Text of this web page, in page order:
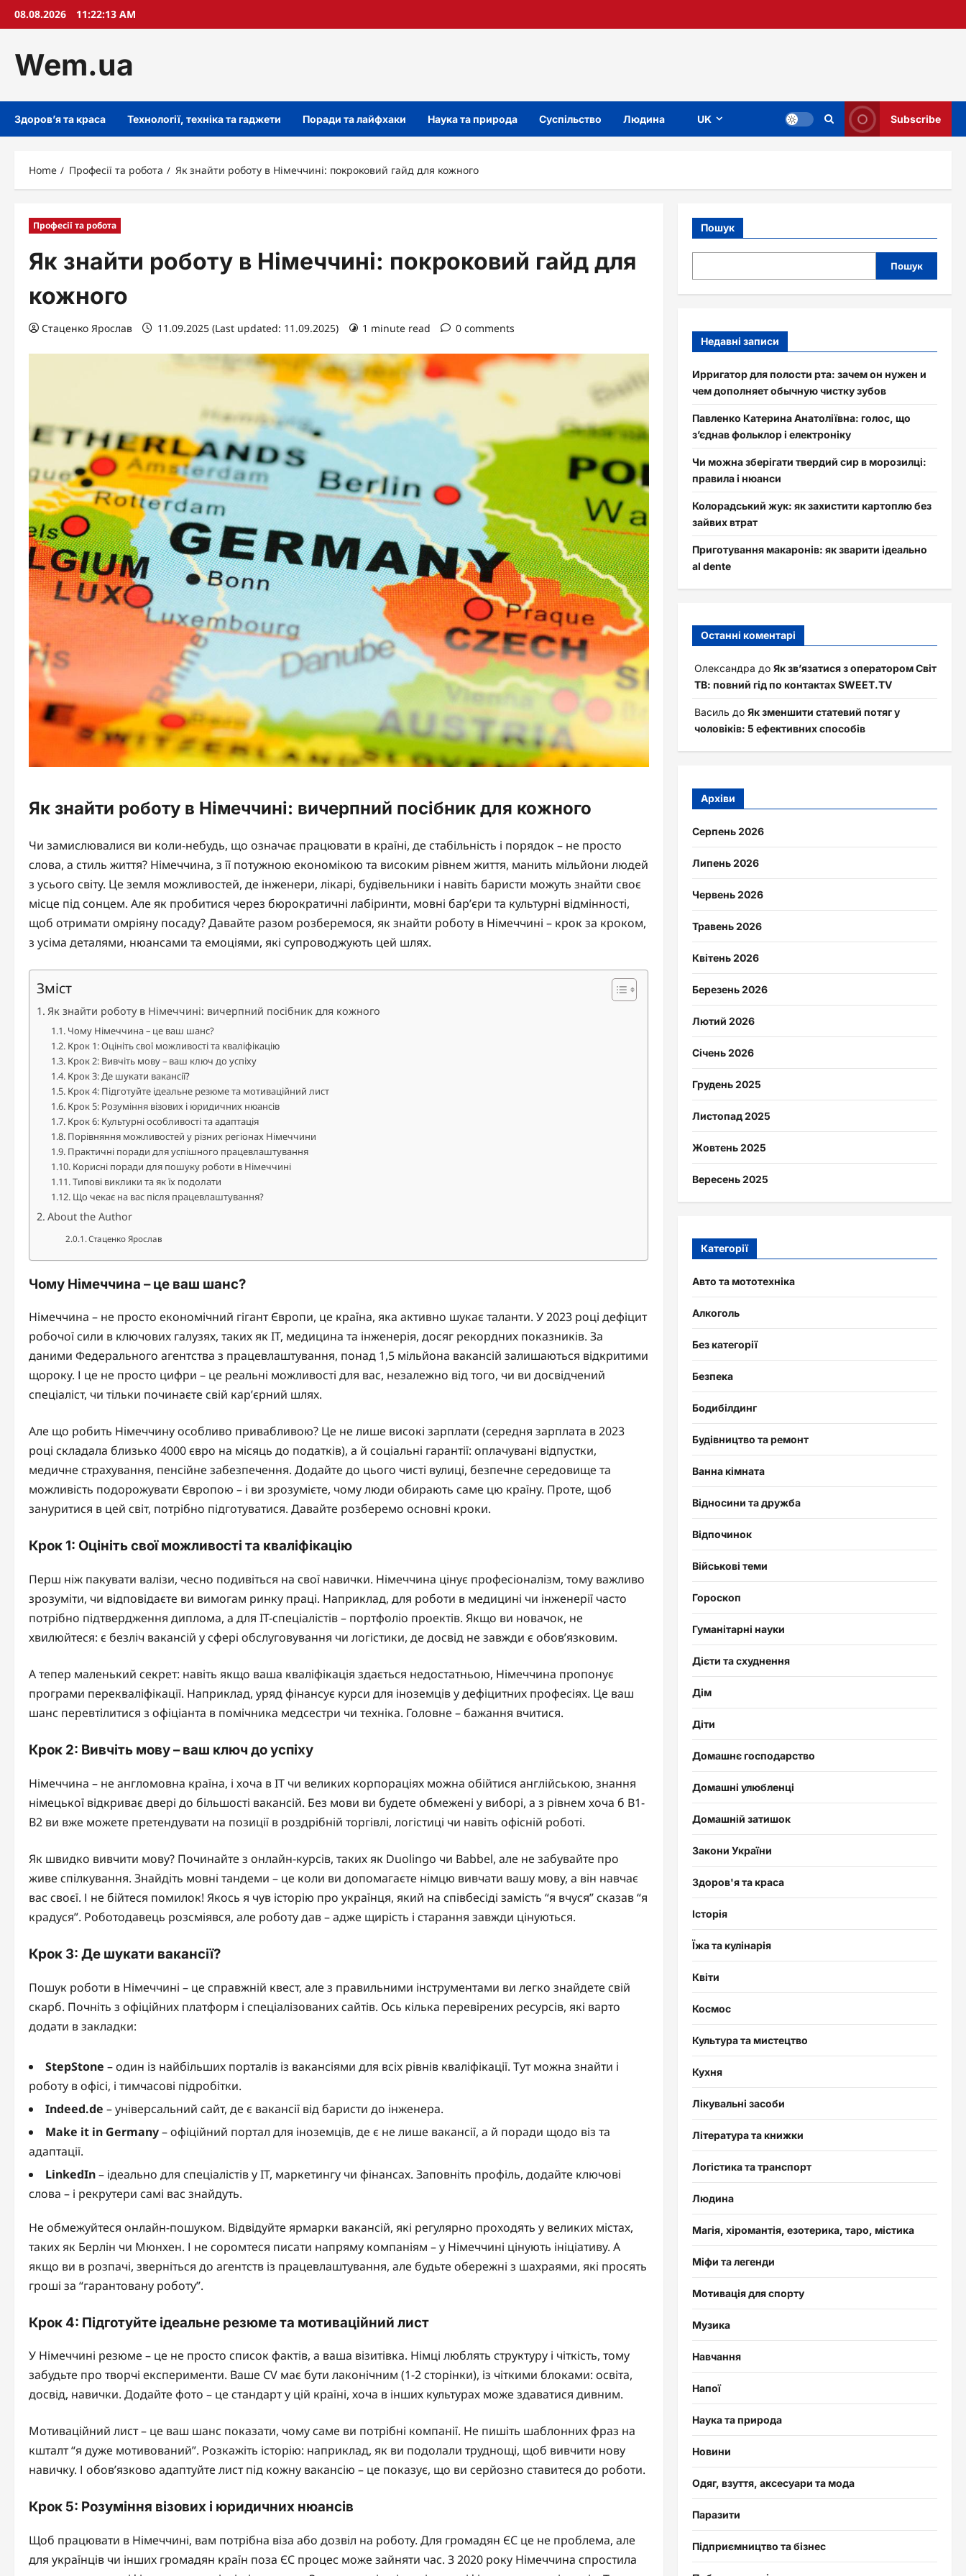
Skip08.08.2026 11:22:14 AM
Wem.ua
Здоров’я та краса Технології, техніка та гаджети Поради та лайфхаки Наука та природа Суспільство Людина UK Subscribe
Home Професії та робота Як знайти роботу в Німеччині: покроковий гайд для кожного
Професії та робота
Як знайти роботу в Німеччині: покроковий гайд для
кожного
Стаценко Ярослав 11.09.2025 (Last updated: 11.09.2025) 1 minute read 0 comments
Як знайти роботу в Німеччині: вичерпний посібник для кожного
Чи замислювалися ви коли-небудь, що означає працювати в країні, де стабільність і порядок – не просто
слова, а стиль життя? Німеччина, з її потужною економікою та високим рівнем життя, манить мільйони людей
з усього світу. Це земля можливостей, де інженери, лікарі, будівельники і навіть баристи можуть знайти своє
місце під сонцем. Але як пробитися через бюрократичні лабіринти, мовні бар’єри та культурні відмінності,
щоб отримати омріяну посаду? Давайте разом розберемося, як знайти роботу в Німеччині – крок за кроком,
з усіма деталями, нюансами та емоціями, які супроводжують цей шлях.
Зміст
Як знайти роботу в Німеччині: вичерпний посібник для кожного
Чому Німеччина – це ваш шанс?
Крок 1: Оцініть свої можливості та кваліфікацію
Крок 2: Вивчіть мову – ваш ключ до успіху
Крок 3: Де шукати вакансії?
Крок 4: Підготуйте ідеальне резюме та мотиваційний лист
Крок 5: Розуміння візових і юридичних нюансів
Крок 6: Культурні особливості та адаптація
Порівняння можливостей у різних регіонах Німеччини
Практичні поради для успішного працевлаштування
Корисні поради для пошуку роботи в Німеччині
Типові виклики та як їх подолати
Що чекає на вас після працевлаштування?
About the Author
Стаценко Ярослав
Чому Німеччина – це ваш шанс?
Німеччина – не просто економічний гігант Європи, це країна, яка активно шукає таланти. У 2023 році дефіцит
робочої сили в ключових галузях, таких як IT, медицина та інженерія, досяг рекордних показників. За
даними Федерального агентства з працевлаштування, понад 1,5 мільйона вакансій залишаються відкритими
щороку. І це не просто цифри – це реальні можливості для вас, незалежно від того, чи ви досвідчений
спеціаліст, чи тільки починаєте свій кар’єрний шлях.
Але що робить Німеччину особливо привабливою? Це не лише високі зарплати (середня зарплата в 2023
році складала близько 4000 євро на місяць до податків), а й соціальні гарантії: оплачувані відпустки,
медичне страхування, пенсійне забезпечення. Додайте до цього чисті вулиці, безпечне середовище та
можливість подорожувати Європою – і ви зрозумієте, чому люди обирають саме цю країну. Проте, щоб
зануритися в цей світ, потрібно підготуватися. Давайте розберемо основні кроки.
Крок 1: Оцініть свої можливості та кваліфікацію
Перш ніж пакувати валізи, чесно подивіться на свої навички. Німеччина цінує професіоналізм, тому важливо
зрозуміти, чи відповідаєте ви вимогам ринку праці. Наприклад, для роботи в медицині чи інженерії часто
потрібно підтвердження диплома, а для IT-спеціалістів – портфоліо проектів. Якщо ви новачок, не
хвилюйтеся: є безліч вакансій у сфері обслуговування чи логістики, де досвід не завжди є обов’язковим.
А тепер маленький секрет: навіть якщо ваша кваліфікація здається недостатньою, Німеччина пропонує
програми перекваліфікації. Наприклад, уряд фінансує курси для іноземців у дефіцитних професіях. Це ваш
шанс перевтілитися з офіціанта в помічника медсестри чи техніка. Головне – бажання вчитися.
Крок 2: Вивчіть мову – ваш ключ до успіху
Німеччина – не англомовна країна, і хоча в IT чи великих корпораціях можна обійтися англійською, знання
німецької відкриває двері до більшості вакансій. Без мови ви будете обмежені у виборі, а з рівнем хоча б B1-
B2 ви вже можете претендувати на позиції в роздрібній торгівлі, логістиці чи навіть офісній роботі.
Як швидко вивчити мову? Починайте з онлайн-курсів, таких як Duolingo чи Babbel, але не забувайте про
живе спілкування. Знайдіть мовні тандеми – це коли ви допомагаєте німцю вивчати вашу мову, а він навчає
вас своєї. І не бійтеся помилок! Якось я чув історію про українця, який на співбесіді замість “я вчуся” сказав “я
крадуся”. Роботодавець розсміявся, але роботу дав – адже щирість і старання завжди цінуються.
Крок 3: Де шукати вакансії?
Пошук роботи в Німеччині – це справжній квест, але з правильними інструментами ви легко знайдете свій
скарб. Почніть з офіційних платформ і спеціалізованих сайтів. Ось кілька перевірених ресурсів, які варто
додати в закладки:
StepStone – один із найбільших порталів із вакансіями для всіх рівнів кваліфікації. Тут можна знайти і
роботу в офісі, і тимчасові підробітки.
Indeed.de – універсальний сайт, де є вакансії від баристи до інженера.
Make it in Germany– офіційний портал для іноземців, де є не лише вакансії, а й поради щодо віз та
адаптації.
LinkedIn– ідеально для спеціалістів у IT, маркетингу чи фінансах. Заповніть профіль, додайте ключові
слова – і рекрутери самі вас знайдуть.
Не обмежуйтеся онлайн-пошуком. Відвідуйте ярмарки вакансій, які регулярно проходять у великих містах,
таких як Берлін чи Мюнхен. І не соромтеся писати напряму компаніям – у Німеччині цінують ініціативу. А
якщо ви в розпачі, зверніться до агентств із працевлаштування, але будьте обережні з шахраями, які просять
гроші за “гарантовану роботу”.
Крок 4: Підготуйте ідеальне резюме та мотиваційний лист
У Німеччині резюме – це не просто список фактів, а ваша візитівка. Німці люблять структуру і чіткість, тому
забудьте про творчі експерименти. Ваше CV має бути лаконічним (1-2 сторінки), із чіткими блоками: освіта,
досвід, навички. Додайте фото – це стандарт у цій країні, хоча в інших культурах може здаватися дивним.
Мотиваційний лист – це ваш шанс показати, чому саме ви потрібні компанії. Не пишіть шаблонних фраз на
кшталт “я дуже мотивований”. Розкажіть історію: наприклад, як ви подолали труднощі, щоб вивчити нову
навичку. І обов’язково адаптуйте лист під кожну вакансію – це показує, що ви серйозно ставитеся до роботи.
Крок 5: Розуміння візових і юридичних нюансів
Щоб працювати в Німеччині, вам потрібна віза або дозвіл на роботу. Для громадян ЄС це не проблема, але
для українців чи інших громадян країн поза ЄС процес може зайняти час. З 2020 року Німеччина спростила
Пошук
Пошук
Недавні записи
Ирригатор для полости рта: зачем он нужен и
чем дополняет обычную чистку зубов
Павленко Катерина Анатоліївна: голос, що
з’єднав фольклор і електроніку
Чи можна зберігати твердий сир в морозилці:
правила і нюанси
Колорадський жук: як захистити картоплю без
зайвих втрат
Приготування макаронів: як зварити ідеально
al dente
Останні коментарі
Олександра до Як зв’язатися з оператором Світ
ТВ: повний гід по контактах SWEET.TV
Василь до Як зменшити статевий потяг у
чоловіків: 5 ефективних способів
Архіви
Серпень 2026
Липень 2026
Червень 2026
Травень 2026
Квітень 2026
Березень 2026
Лютий 2026
Січень 2026
Грудень 2025
Листопад 2025
Жовтень 2025
Вересень 2025
Категорії
Авто та мототехніка
Алкоголь
Без категорії
Безпека
Бодибілдинг
Будівництво та ремонт
Ванна кімната
Відносини та дружба
Відпочинок
Військові теми
Гороскоп
Гуманітарні науки
Дієти та схуднення
Дім
Діти
Домашнє господарство
Домашні улюбленці
Домашній затишок
Закони України
Здоров'я та краса
Історія
Їжа та кулінарія
Квіти
Космос
Культура та мистецтво
Кухня
Лікувальні засоби
Література та книжки
Логістика та транспорт
Людина
Магія, хіромантія, езотерика, таро, містика
Міфи та легенди
Мотивація для спорту
Музика
Навчання
Напої
Наука та природа
Новини
Одяг, взуття, аксесуари та мода
Паразити
Підприємництво та бізнес